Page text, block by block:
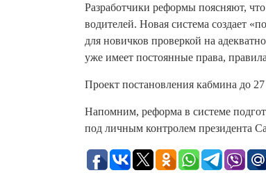
Разработчики реформы поясняют,
водителей. Новая система создает
для новичков проверкой на
уже имеет постоянные права,
Проект постановления кабмина до
Напомним, реформа в системе
под личным контролем президента